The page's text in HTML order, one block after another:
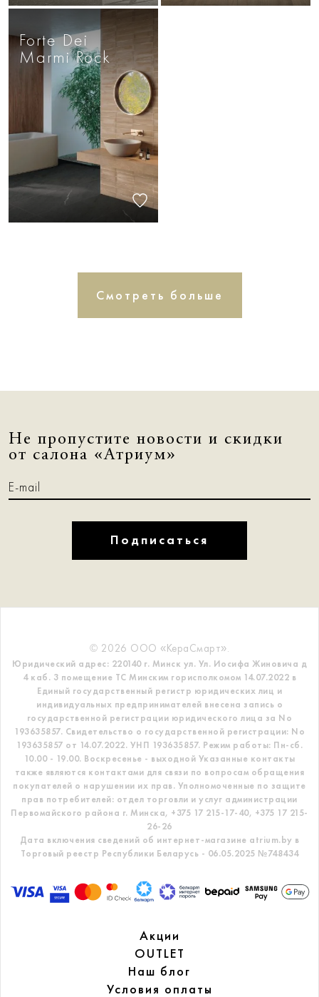
Forte Dei
Marmi Rock
Смотреть больше
Не пропустите новости и скидки
от салона «Атриум»
Подписаться
© 2026 ООО «КераСмарт».
Юридический адрес: 220140 г. Минск ул. Ул. Иосифа Жиновича д
4 каб. 3 помещение ТС Минским горисполкомом 14.07.2022 в
Единый государственный регистр юридических лиц и
индивидуальных предпринимателей внесена запись о
государственной регистрации юридического лица за No
193635857. Свидетельство о государственной регистрации: No
193635857 от 14.07.2022. УНП 193635857. Режим работы: Пн-сб.
10.00 - 19.00. Воскресенье - выходной Указанные контакты
также являются контактами для связи по вопросам обращения
покупателей о нарушении их прав. Уполномоченные по защите
прав потребителей: отдел торговли и услуг администрации
Первомайского района г. Минска, +375 17 215-17-40, +375 17 215-
26-26
Дата включения сведений об интернет-магазине atrium.by в
Торговый реестр Республики Беларусь - 06.05.2025 №748434
Акции
OUTLET
Наш блог
Условия оплаты